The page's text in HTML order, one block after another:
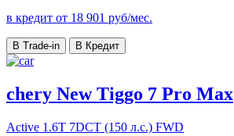
в кредит от 18 901 руб/мес.
В Trade-in В Кредит
chery New Tiggo 7 Pro Max
Active 1.6T 7DCT (150 л.с.) FWD